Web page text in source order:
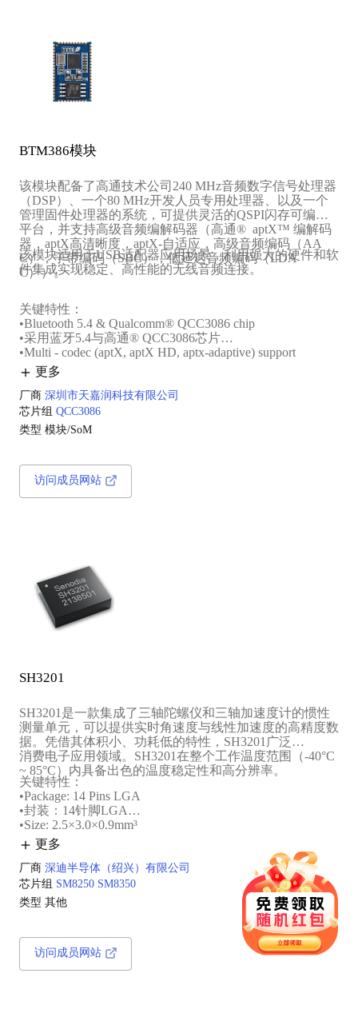
BTM386模块
该模块配备了高通技术公司240 MHz音频数字信号处理器
（DSP）、一个80 MHz开发人员专用处理器、以及一个
管理固件处理器的系统，可提供灵活的QSPI闪存可编程
平台，并支持高级音频编解码器（高通® aptX™ 编解码
器，aptX高清晰度，aptX-自适应，高级音频编码（AA
C），子带编码（SBC），低延迟音频编码（LDA
C））。
该模块适用于USB适配器应用场景，利用强大的硬件和软
件集成实现稳定、高性能的无线音频连接。
关键特性：
•Bluetooth 5.4 & Qualcomm® QCC3086 chip
•采用蓝牙5.4与高通® QCC3086芯片‌
•Multi - codec (aptX, aptX HD, aptx-adaptive) support
•支持多编解码格式（aptX、aptX高清晰度、aptX自适
应）‌
•240 MHz audio DSP integration
•集成240MHz音频数字信号处理器（DSP）
更多
厂商 深圳市天嘉润科技有限公司
芯片组 QCC3086
类型 模块/SoM
访问成员网站
SH3201
SH3201是一款集成了‌三轴陀螺仪‌和‌三轴加速度计的惯性
测量单元‌，可以提供实时角速度与线性加速度的高精度数
据。凭借其‌体积小、功耗低的‌特性，SH3201广泛适用于
消费电子应用领域。SH3201在整个工作温度范围（‌-40°C
~ 85°C‌）内具备出色的‌温度稳定性‌和‌高分辨率。
关键特性：
•Package: 14 Pins LGA
•封装：14针脚LGA
•Size: 2.5×3.0×0.9mm³
•尺寸：2.5×3.0×0.9mm³
更多
厂商 深迪半导体（绍兴）有限公司
芯片组 SM8250 SM8350
类型 其他
访问成员网站